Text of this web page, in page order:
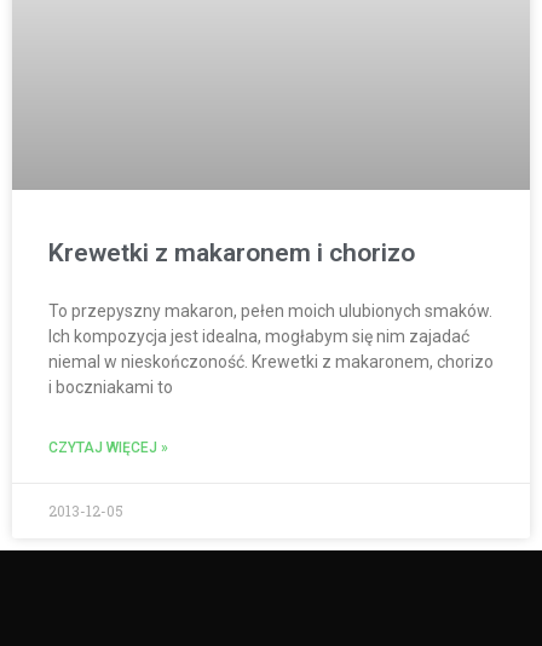
Krewetki z makaronem i chorizo
To przepyszny makaron, pełen moich ulubionych smaków.
Ich kompozycja jest idealna, mogłabym się nim zajadać
niemal w nieskończoność. Krewetki z makaronem, chorizo
i boczniakami to
CZYTAJ WIĘCEJ »
2013-12-05